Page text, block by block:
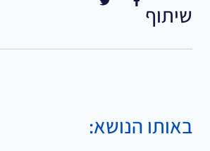
שיתוף
באותו הנושא: